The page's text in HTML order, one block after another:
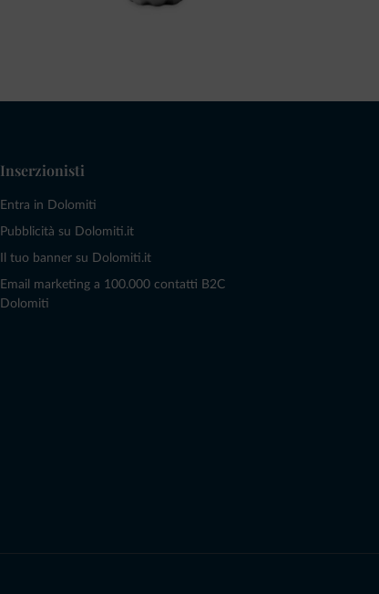
Inserzionisti
Entra in Dolomiti
Pubblicità su Dolomiti.it
Il tuo banner su Dolomiti.it
Email marketing a 100.000 contatti B2C
Dolomiti